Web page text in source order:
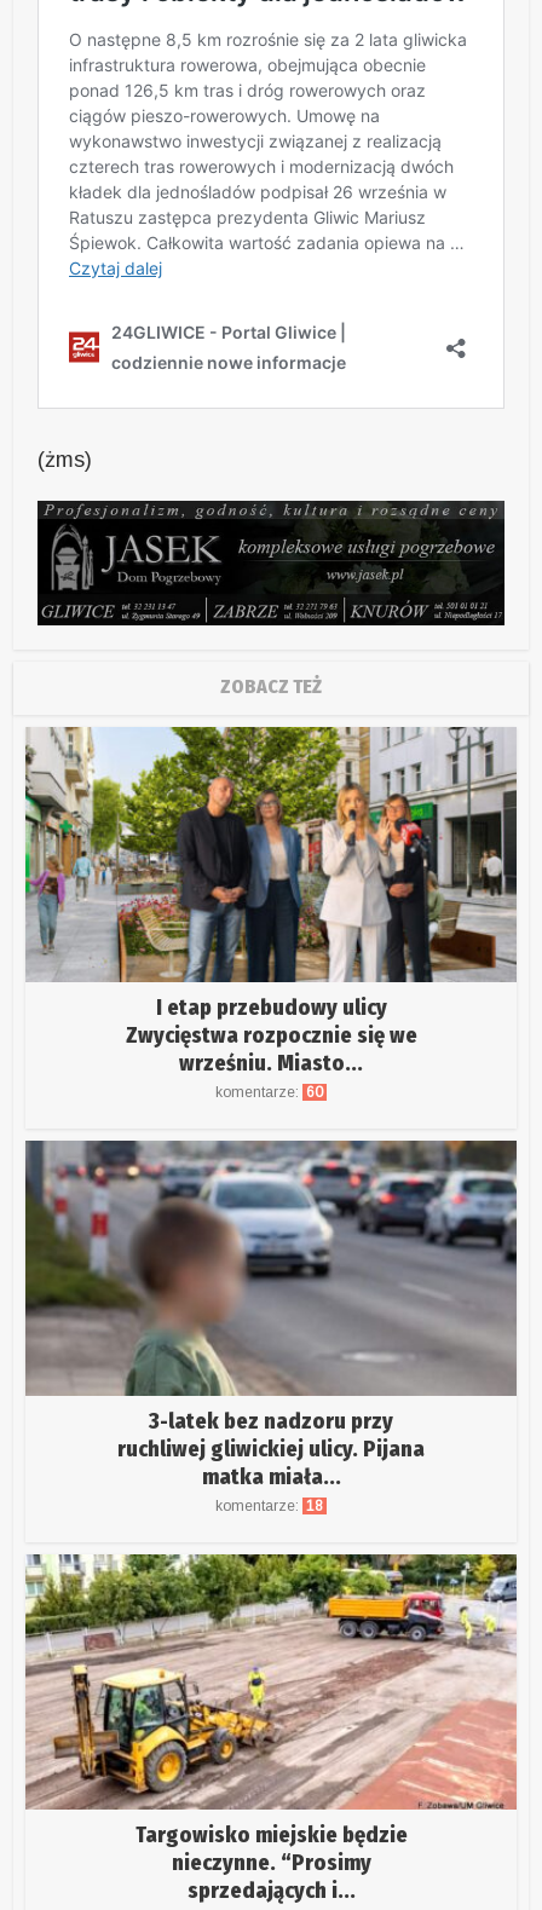
(żms)
ZOBACZ TEŻ
I etap przebudowy ulicy
Zwycięstwa rozpocznie się we
wrześniu. Miasto...
komentarze: 60
3-latek bez nadzoru przy
ruchliwej gliwickiej ulicy. Pijana
matka miała...
komentarze: 18
Targowisko miejskie będzie
nieczynne. “Prosimy
sprzedających i...